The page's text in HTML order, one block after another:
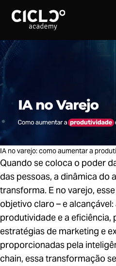
Programação 2026
40º Simpósio Supply Chain
IA no varejo: como aumentar a
Quando se coloca o poder
das pessoas, a dinâmica do
transforma. E no varejo,
objetivo claro – e
produtividade e a eficiência,
estratégias de marketing e
proporcionadas pela
chain, essa transformação